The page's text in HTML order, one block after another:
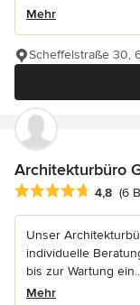
Mehr
Scheffelstraße 30,
Architekturbüro
Durchschnittliche
4,8 (6
Unser
individuelle
bis zur Wartung
Mehr